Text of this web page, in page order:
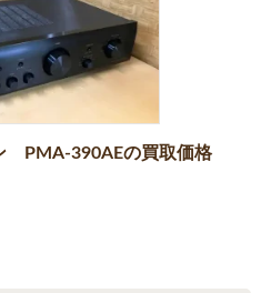
PMA-390AEの買取価格